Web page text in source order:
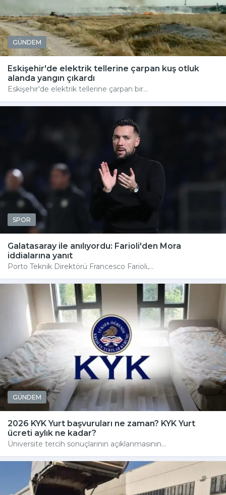
GÜNDEM
Eskişehir'de elektrik tellerine çarpan kuş otluk
alanda yangın çıkardı
Eskişehir'de elektrik tellerine çarpan bir...
SPOR
Galatasaray ile anılıyordu: Farioli'den Mora
iddialarına yanıt
Porto Teknik Direktörü Francesco Farioli,...
GÜNDEM
2026 KYK Yurt başvuruları ne zaman? KYK Yurt
ücreti aylık ne kadar?
Üniversite tercih sonuçlarının açıklanmasının...